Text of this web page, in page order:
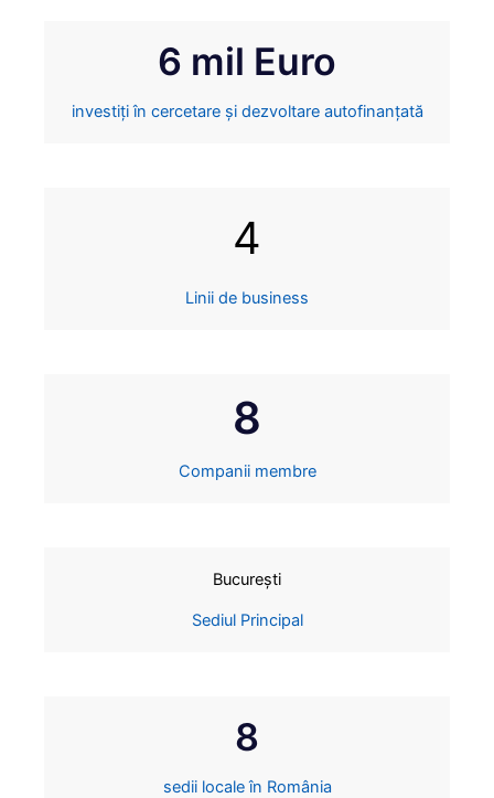
6 mil Euro
investiți în cercetare și dezvoltare autofinanțată
4
Linii de business
8
Companii membre
București
Sediul Principal
8
sedii locale în România